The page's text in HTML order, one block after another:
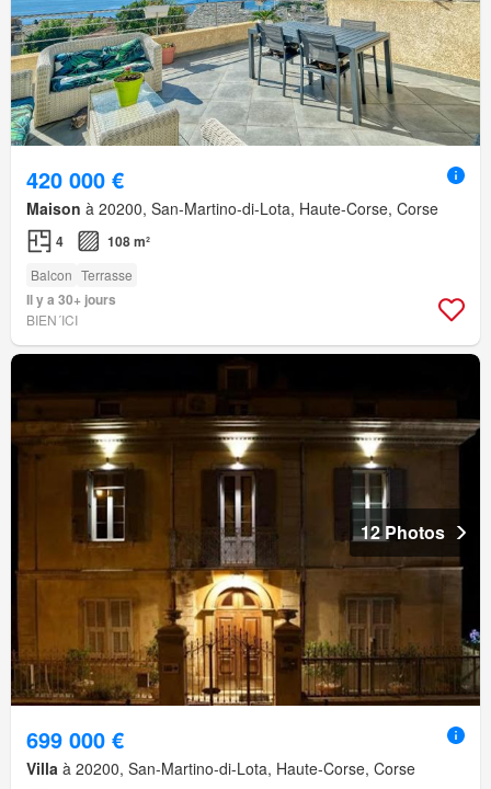
420 000 €
Maison à 20200, San-Martino-di-Lota, Haute-Corse, Corse
4 108 m²
Balcon Terrasse
Il y a 30+ jours
BIEN´ICI
12 Photos
699 000 €
Villa à 20200, San-Martino-di-Lota, Haute-Corse, Corse